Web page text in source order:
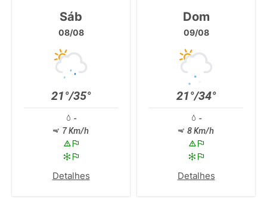
Sáb
08/08
21°/35°
-
7 Km/h
Detalhes
Dom
09/08
21°/34°
-
8 Km/h
Detalhes